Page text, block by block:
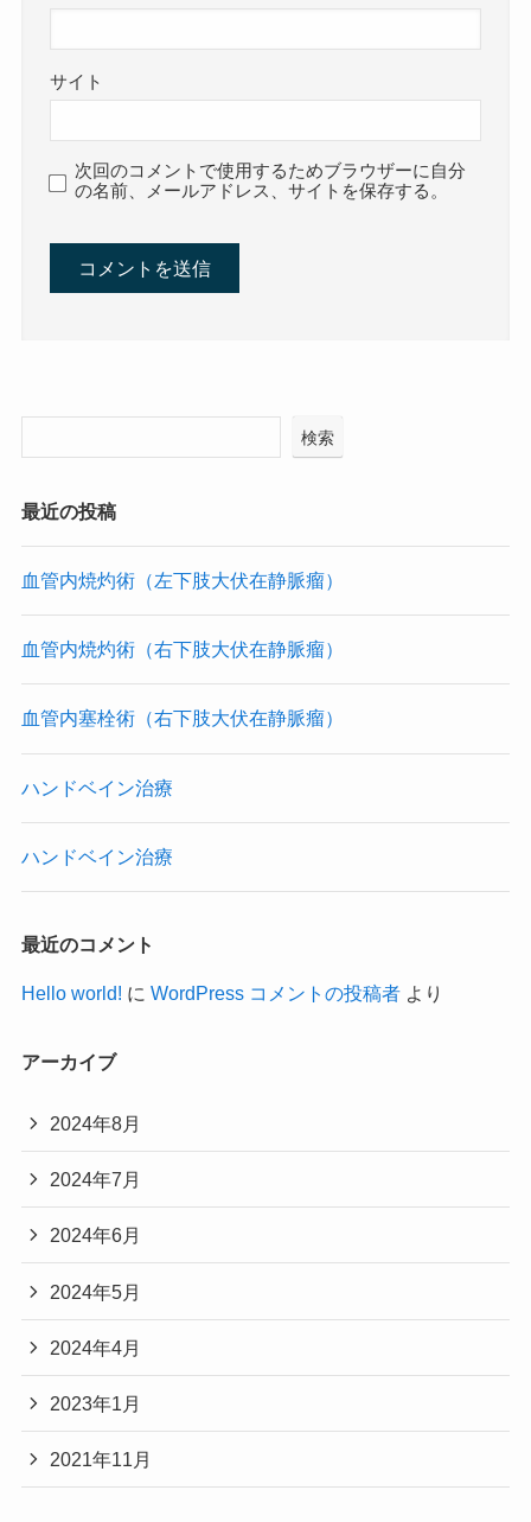
サイト
次回のコメントで使用するためブラウザーに自分
の名前、メールアドレス、サイトを保存する。
検索
最近の投稿
血管内焼灼術（左下肢大伏在静脈瘤）
血管内焼灼術（右下肢大伏在静脈瘤）
血管内塞栓術（右下肢大伏在静脈瘤）
ハンドベイン治療
ハンドベイン治療
最近のコメント
Hello world! に WordPress コメントの投稿者より
アーカイブ
2024年8月
2024年7月
2024年6月
2024年5月
2024年4月
2023年1月
2021年11月